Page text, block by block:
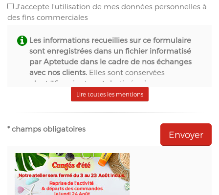
J'accepte l'utilisation de mes données personnelles à
des fins commerciales
Les informations recueillies sur ce formulaire
sont enregistrées dans un fichier informatisé
par Aptetude dans le cadre de nos échanges
avec nos clients. Elles sont conservées
pendant 36 mois et sont destinées à :
- S.A.S. Aptetude (www.france-signaletique.com)
en qualité de propriétaire du site web et
récipiendaire des formulaires,
- Natural-net (www.natural-net.fr) en qualité
- Kiubi (www.kiubi.com) en qualité d'opérateur
technique du site web,
- OVH (www.ovh.com) en qualité d'hébergeur du
site web,
- Sarbacane (www.sarbacane.com) en tant que
Lire toutes les mentions
* champs obligatoires